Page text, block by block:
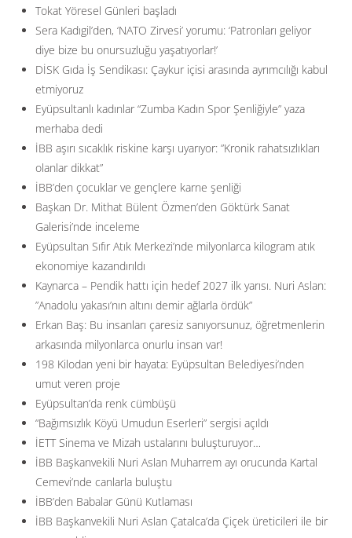
Tokat Yöresel Günleri başladı
Sera Kadıgil’den, ‘NATO Zirvesi’ yorumu: ‘Patronları geliyor
diye bize bu onursuzluğu yaşatıyorlar!’
DİSK Gıda İş Sendikası: Çaykur içisi arasında ayrımcılığı kabul
etmiyoruz
Eyüpsultanlı kadınlar “Zumba Kadın Spor Şenliğiyle” yaza
merhaba dedi
İBB aşırı sıcaklık riskine karşı uyarıyor: ”Kronik rahatsızlıkları
olanlar dikkat”
İBB’den çocuklar ve gençlere karne şenliği
Başkan Dr. Mithat Bülent Özmen’den Göktürk Sanat
Galerisi’nde inceleme
Eyüpsultan Sıfır Atık Merkezi’nde milyonlarca kilogram atık
ekonomiye kazandırıldı
Kaynarca – Pendik hattı için hedef 2027 ilk yarısı. Nuri Aslan:
”Anadolu yakası’nın altını demir ağlarla ördük”
Erkan Baş: Bu insanları çaresiz sanıyorsunuz, öğretmenlerin
arkasında milyonlarca onurlu insan var!
198 Kilodan yeni bir hayata: Eyüpsultan Belediyesi’nden
umut veren proje
Eyüpsultan’da renk cümbüşü
“Bağımsızlık Köyü Umudun Eserleri” sergisi açıldı
İETT Sinema ve Mizah ustalarını buluşturuyor…
İBB Başkanvekili Nuri Aslan Muharrem ayı orucunda Kartal
Cemevi’nde canlarla buluştu
İBB’den Babalar Günü Kutlaması
İBB Başkanvekili Nuri Aslan Çatalca’da Çiçek üreticileri ile bir